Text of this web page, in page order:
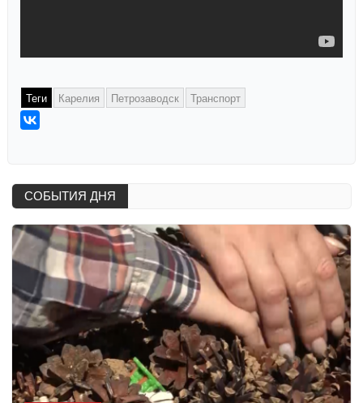
Теги Карелия Петрозаводск Транспорт
СОБЫТИЯ ДНЯ